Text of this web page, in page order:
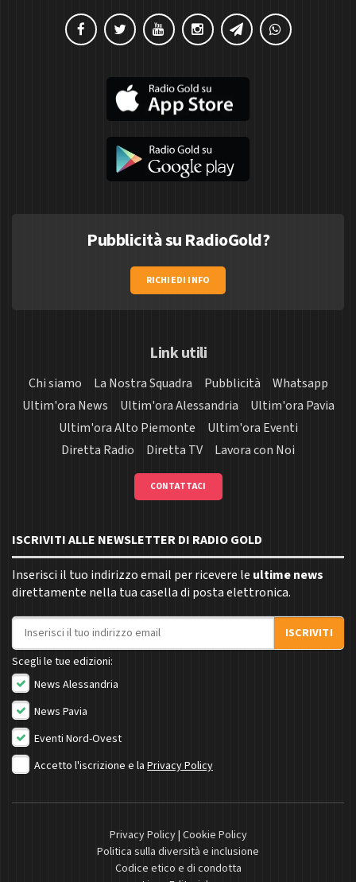
Pubblicità su RadioGold?
RICHIEDI INFO
Link utili
Chi siamo La Nostra Squadra Pubblicità
Whatsapp
Ultim'ora News
Ultim'ora Alessandria
Ultim'ora Pavia
Ultim'ora Alto Piemonte
Ultim'ora Eventi
Diretta Radio
Diretta TV Lavora con Noi
CONTATTACI
ISCRIVITI ALLE NEWSLETTER DI RADIO GOLD
Inserisci il tuo indirizzo email per ricevere le ultime news
direttamente nella tua casella di posta elettronica.
Indirizzo email
ISCRIVITI
Scegli le tue edizioni:
News Alessandria
News Pavia
Eventi Nord-Ovest
Accetto l'iscrizione e la Privacy Policy
Privacy Policy| Cookie Policy
Politica sulla diversità e inclusione
Codice etico e di condotta